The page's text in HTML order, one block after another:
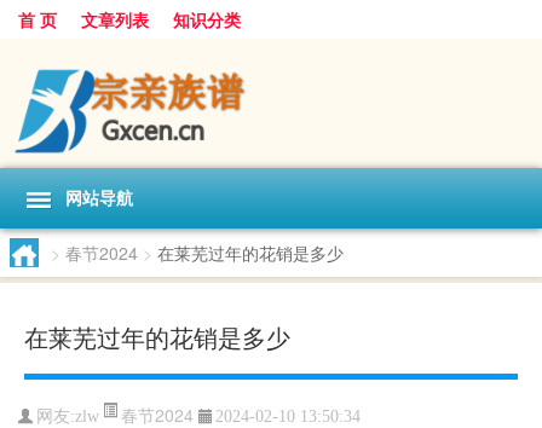
首 页 文章列表 知识分类
网站导航
> 春节2024 > 在莱芜过年的花销是多少
在莱芜过年的花销是多少
网友:zlw 春节2024 2024-02-10 13:50:34